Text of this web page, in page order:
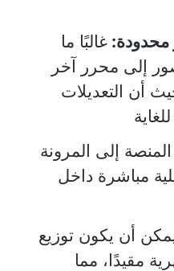
محدودة: غالبًا ما
إلى محرر آخر
أن التعديلات
إلى المرونة
مباشرة داخل
أن يكون توزيع
مقيدًا، مما